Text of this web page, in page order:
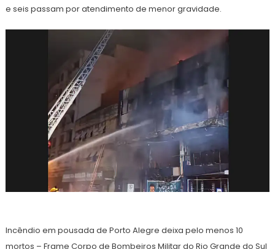
e seis passam por atendimento de menor gravidade.
Incêndio em pousada de Porto Alegre deixa pelo menos 10
mortos – Frame Corpo de Bombeiros Militar do Rio Grande do Sul